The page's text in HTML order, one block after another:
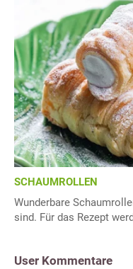
SCHAUMROLLEN
Wunderbare
sind. Für das Rezept
User Kommentare